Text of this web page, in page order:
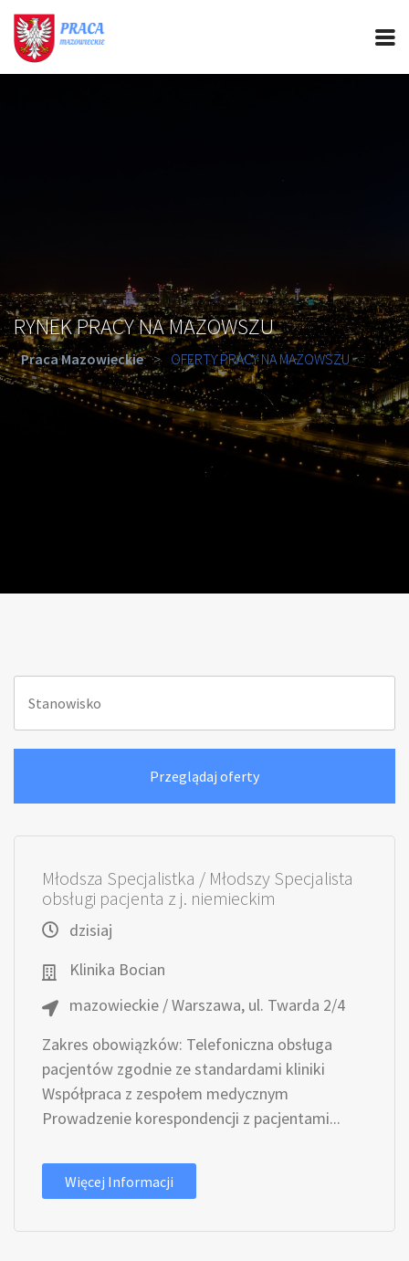
RYNEK PRACY NA MAZOWSZU
Praca Mazowieckie > OFERTY PRACY NA MAZOWSZU
Młodsza Specjalistka / Młodszy Specjalista
obsługi pacjenta z j. niemieckim
dzisiaj
Klinika Bocian
mazowieckie / Warszawa, ul. Twarda 2/4
Zakres obowiązków: Telefoniczna obsługa
pacjentów zgodnie ze standardami kliniki
Współpraca z zespołem medycznym
Prowadzenie korespondencji z pacjentami...
Więcej Informacji